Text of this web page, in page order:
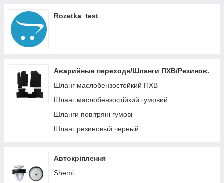
Хром накладки
2.Дефлектора окон
3.Ковры
4.Брызговики
5.Рейлинги, багажники
6.Автохимия, Масла, Жидкости
Rozetka_test
Аварийные переходн/Шланги ПХВ/Резинов.
Шланг маслобензостойкий ПХВ
Шланг маслобензостійкий гумовий
Шланги повітряні гумові
Шланг резиновый черный
Автокріплення
Shemi